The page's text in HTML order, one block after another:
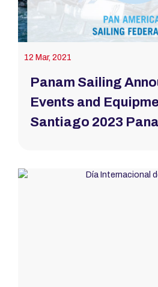
12 Mar, 2021
Panam Sailing
Events and
Santiago 2023